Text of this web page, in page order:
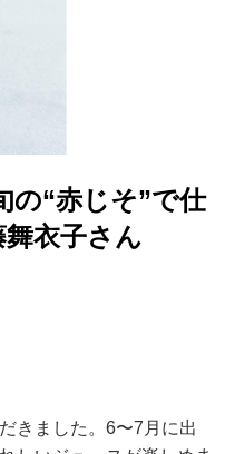
の“赤じそ”で仕
衣子さん
きました。6〜7月に出